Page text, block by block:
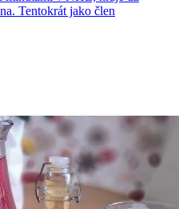
Tentokrát jako člen